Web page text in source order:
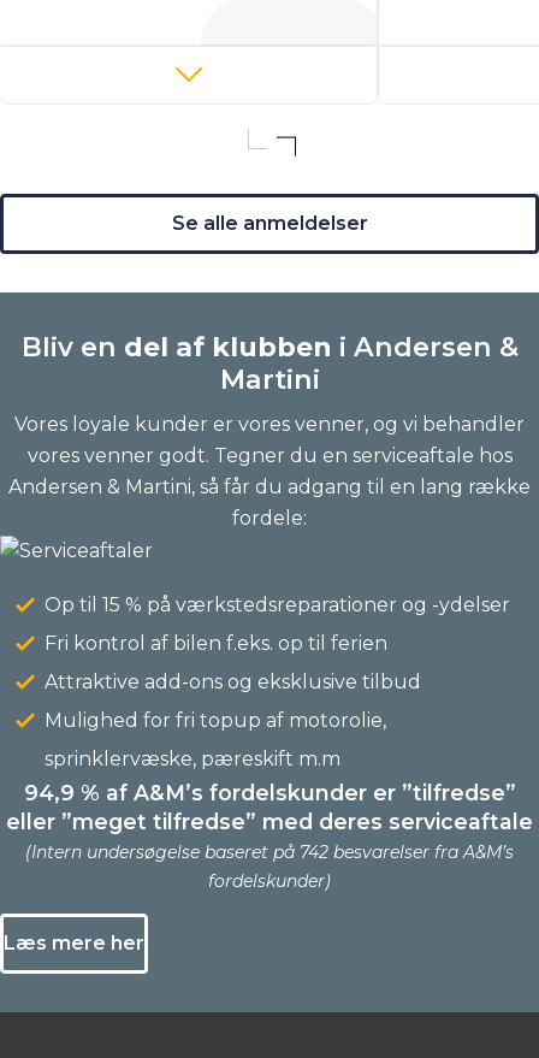
Se alle anmeldelser
Bliv en del af klubben i Andersen &
Martini
Vores loyale kunder er vores venner, og vi behandler
vores venner godt. Tegner du en serviceaftale hos
Andersen & Martini, så får du adgang til en lang række
fordele:
Op til 15 % på værkstedsreparationer og -ydelser
Fri kontrol af bilen f.eks. op til ferien
Attraktive add-ons og eksklusive tilbud
Mulighed for fri topup af motorolie,
sprinklervæske, pæreskift m.m
94,9 % af A&M’s fordelskunder er ”tilfredse”
eller ”meget tilfredse” med deres serviceaftale
(Intern undersøgelse baseret på 742 besvarelser fra A&M’s
fordelskunder)
Læs mere her